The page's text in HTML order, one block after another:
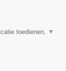
toedienen, ▼